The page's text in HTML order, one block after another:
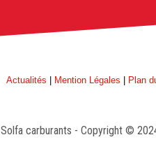
Actualités | Mention Légales | Plan
Solfa carburants - Copyright ©